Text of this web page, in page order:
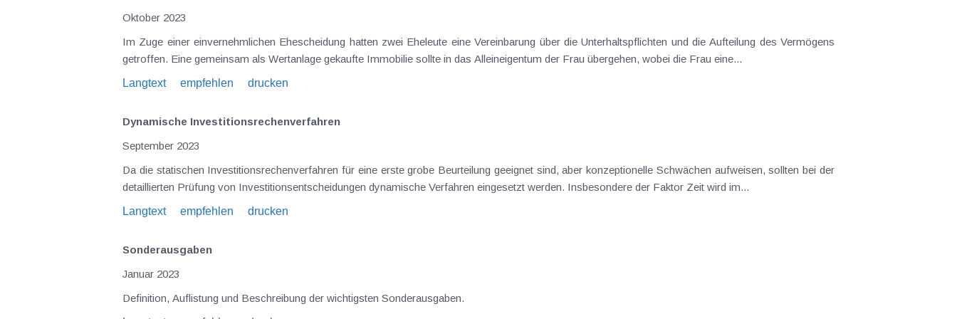
Oktober 2023
Im Zuge einer einvernehmlichen Ehescheidung hatten zwei Eheleute eine Vereinbarung über die Unterhaltspflichten und die Aufteilung des Vermögens
getroffen. Eine gemeinsam als Wertanlage gekaufte Immobilie sollte in das Alleineigentum der Frau übergehen, wobei die Frau eine...
Langtext
empfehlen drucken
Dynamische Investitionsrechenverfahren
September 2023
Da die statischen Investitionsrechenverfahren für eine erste grobe Beurteilung geeignet sind, aber konzeptionelle Schwächen aufweisen, sollten bei der
detaillierten Prüfung von Investitionsentscheidungen dynamische Verfahren eingesetzt werden. Insbesondere der Faktor Zeit wird im...
Langtext
empfehlen drucken
Sonderausgaben
Januar 2023
Definition, Auflistung und Beschreibung der wichtigsten Sonderausgaben.